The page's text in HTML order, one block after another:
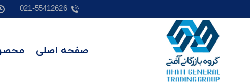
021-55412626
صفحه اصلی